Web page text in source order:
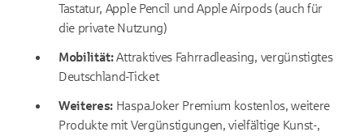
Tastatur, Apple Pencil und Apple Airpods (auch für
die private Nutzung)
Mobilität:Attraktives Fahrradleasing, vergünstigtes
Deutschland-Ticket
Weiteres: HaspaJoker Premium kostenlos, weitere
Produkte mit Vergünstigungen, vielfältige Kunst-,